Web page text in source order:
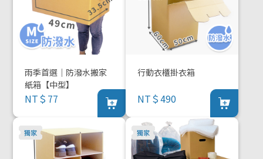
雨季首選｜防潑水搬家
紙箱【中型】
NT＄77
行動衣櫃掛衣箱
NT＄490